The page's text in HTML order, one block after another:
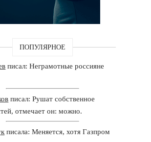
ПОПУЛЯРНОЕ
писал: Неграмотные россияне
писал: Рушат собственное
отмечает он: можно.
писала: Меняется, хотя Газпром